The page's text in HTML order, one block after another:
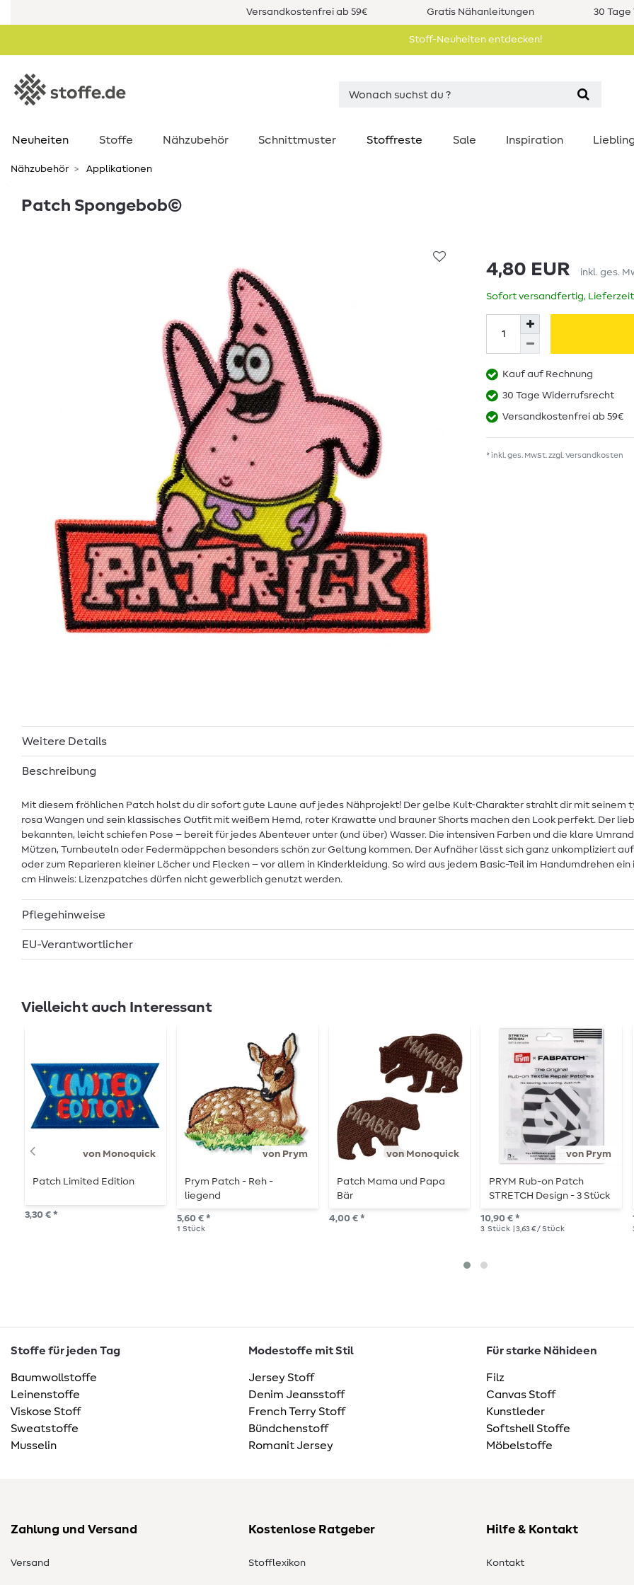
Versandkostenfrei ab 59€ Gratis Nähanleitungen 30
Stoff-Neuheiten entdecken!
Neuheiten Stoffe Nähzubehör Schnittmuster Stoffreste Sale Inspiration
Nähzubehör Applikationen
Patch Spongebob©
4,80 EUR inkl. ges.
Sofort versandfertig,
Kauf auf Rechnung
30 Tage Widerrufsrecht
Versandkostenfrei ab 59€
* inkl. ges. MwSt. zzgl. Versandkosten
Weitere Details
Beschreibung
Mit diesem fröhlichen Patch holst du dir sofort gute Laune auf jedes Nähprojekt! Der gelbe Kult-Charakter strahlt dir mit seinem
rosa Wangen und sein klassisches Outfit mit weißem Hemd, roter Krawatte und brauner Shorts machen den Look perfekt. Der
bekannten, leicht schiefen Pose – bereit für jedes Abenteuer unter (und über) Wasser. Die intensiven Farben und die klare
Mützen, Turnbeuteln oder Federmäppchen besonders schön zur Geltung kommen. Der Aufnäher lässt sich ganz unkompliziert
oder zum Reparieren kleiner Löcher und Flecken – vor allem in Kinderkleidung. So wird aus jedem Basic-Teil im Handumdrehen ein
cm Hinweis: Lizenzpatches dürfen nicht gewerblich genutzt werden.
Pflegehinweise
EU-Verantwortlicher
Vielleicht auch Interessant
von Monoquick
Patch Limited Edition
3,30 € *
von Prym
Prym Patch - Reh -
liegend
5,60 € *
1 Stück
von Monoquick
Patch Mama und Papa
Bär
4,00 € *
von Prym
PRYM Rub-on Patch
STRETCH Design - 3 Stück
- Stripes
10,90 € *
3 Stück | 3,63 € / Stück
Stoffe für jeden Tag
Baumwollstoffe
Leinenstoffe
Viskose Stoff
Sweatstoffe
Musselin
Modestoffe mit Stil
Jersey Stoff
Denim Jeansstoff
French Terry Stoff
Bündchenstoff
Romanit Jersey
Für starke Nähideen
Filz
Canvas Stoff
Kunstleder
Softshell Stoffe
Möbelstoffe
Zahlung und Versand
Versand
Kostenlose Ratgeber
Stofflexikon
Hilfe & Kontakt
Kontakt